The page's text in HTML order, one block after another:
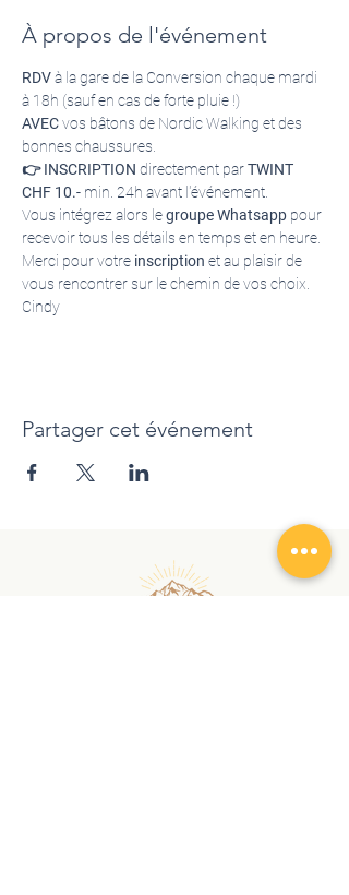
À propos de l'événement
RDV à la gare de la Conversion chaque mardi
à 18h (sauf en cas de forte pluie !)
AVEC vos bâtons de Nordic Walking et des
bonnes chaussures.
👉 INSCRIPTION directement par TWINT
CHF 10.- min. 24h avant l'événement.
Vous intégrez alors le groupe Whatsapp pour
recevoir tous les détails en temps et en heure.
Merci pour votre inscription et au plaisir de
vous rencontrer sur le chemin de vos choix.
Cindy
Partager cet événement